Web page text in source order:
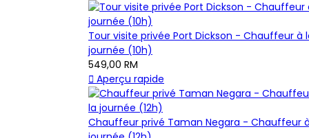
Tour visite privée Port Dickson - Chauffeur à
journée (10h)
549,00 RM
 Aperçu rapide
Chauffeur privé Taman Negara - Chauffeur